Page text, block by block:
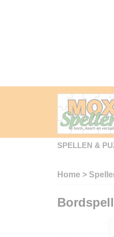
SPELLEN &
Home >